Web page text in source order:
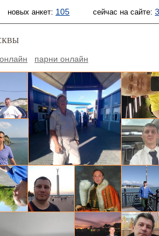
новых анкет: 105 сейчас на сайте:
парни онлайн
Макс, 41
52 Борис, 50
николай, 70 Янис, 43 Николай,
Станислав, 52Pavel, 45